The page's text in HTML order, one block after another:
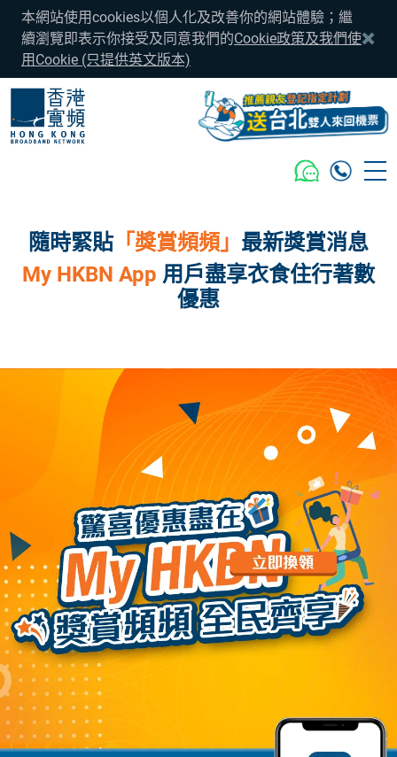
本網站使用cookies以個人化及改善你的網站體驗；繼
續瀏覽即表示你接受及同意我們的Cookie政策及我們使
用Cookie (只提供英文版本)
隨時緊貼 「獎賞頻頻」 最新獎賞消息
My HKBN App 用戶盡享衣食住行著數
優惠